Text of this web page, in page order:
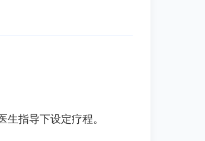
指导下设定疗程。